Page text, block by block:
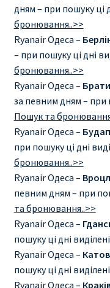
дням – при пошуку ці
бронювання..>>
Ryanair Одеса –
– при пошуку ці дні
бронювання..>>
Ryanair Одеса –
за певним дням – при
Пошук та
Ryanair Одеса –
при пошуку ці дні
бронювання..>>
Ryanair Одеса –
певним дням – при
та бронювання..>>
Ryanair Одеса –
пошуку ці дні
Ryanair Одеса –
пошуку ці дні
Ryanair Одеса –